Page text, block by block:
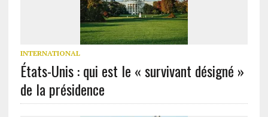
INTERNATIONAL
États-Unis : qui est le « survivant désigné »
de la présidence